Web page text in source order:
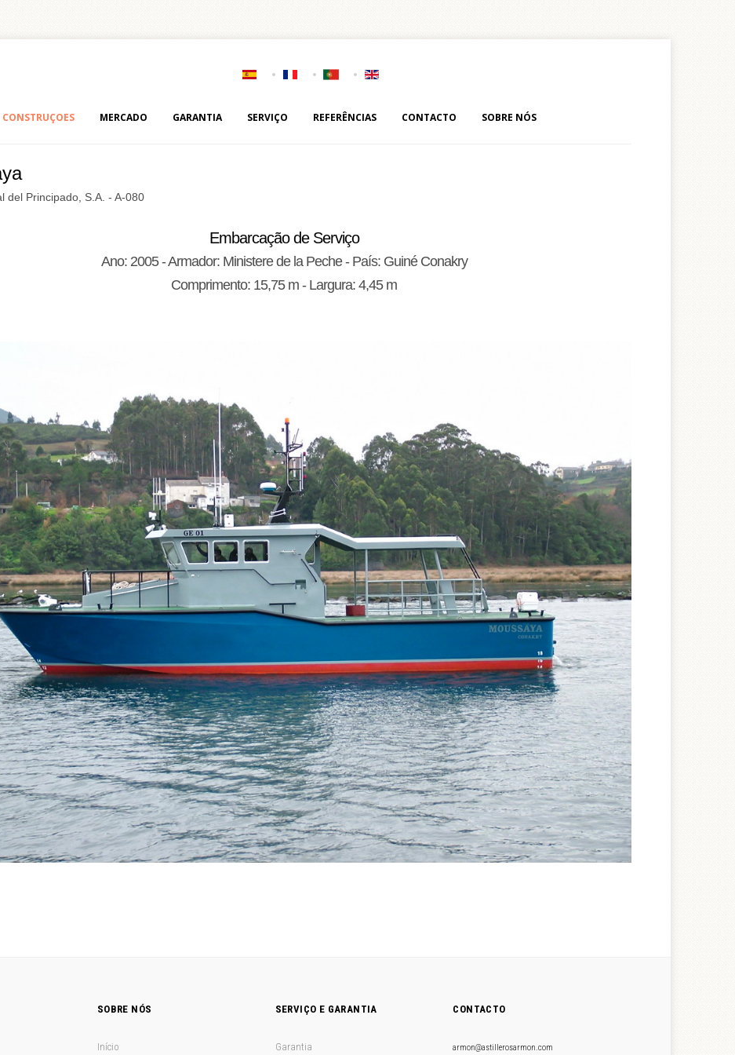
CONSTRUÇOES MERCADO GARANTIA SERVIÇO REFERÊNCIAS CONTACTO SOBRE NÓS
del Principado, S.A. - A-080
Embarcação de Serviço
Ano: 2005 - Armador: Ministere de la Peche - País: Guiné Conakry
Comprimento: 15,75 m - Largura: 4,45 m
SOBRE NÓS
Início
SERVIÇO E GARANTIA
Garantia
CONTACTO
armon@astillerosarmon.com